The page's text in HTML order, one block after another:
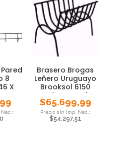
8
X
Brasero Brogas
Leñero Uruguayo
Brooksol 6150
Carbon Asado
$65.699,99
$54.297,51